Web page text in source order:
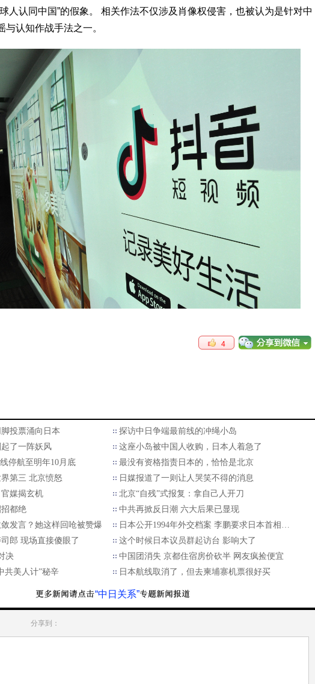
人认同中国”的假象。 相关作法不仅涉及肖像权侵害，也被认为是针对中
与认知作战手法之一。
4
投票涌向日本
​探访中日争端最前线的冲绳小岛
了一阵妖风
这座小岛被中国人收购，日本人着急了
停航至明年10月底
最没有资格指责日本的，恰恰是北京
第三 北京愤怒
日媒报道了一则让人哭笑不得的消息
媒揭玄机
北京“自残”式报复：拿自己人开刀
都绝
中共再掀反日潮 六大后果已显现
发言？她这样回呛被赞爆
日本公开1994年外交档案 李鹏要求日本首相…
郎 现场直接傻眼了
这个时候日本议员群起访台 影响大了
决
中国团消失 京都住宿房价砍半 网友疯捡便宜
共美人计”秘辛
日本航线取消了，但去柬埔寨机票很好买
“中日关系”
分享到：